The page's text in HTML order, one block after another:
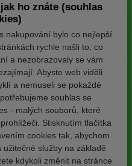
ho znáte (souhlas
nakupování bylo co nejlepší
rychle našli to, co
a nezobrazovaly se vám
Abyste web viděli
a nemuseli se pokaždé
souhlas se
- malých souborů, které
Stisknutím tlačítka
cookies tak, abychom
služby na základě
kdykoli změnit na stránce